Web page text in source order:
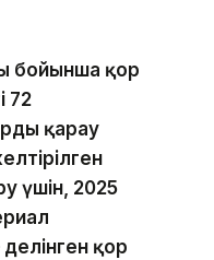
бойынша қор
72
қарау
үшін, 2025
қор